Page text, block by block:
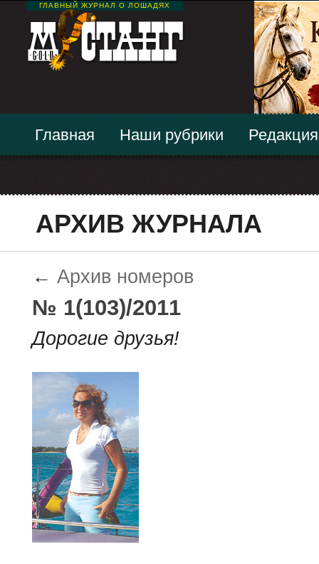
ГЛАВНЫЙ ЖУРНАЛ О ЛОШАДЯХ
Главная Наши рубрики Редакция
АРХИВ ЖУРНАЛА
← Архив номеров
№ 1(103)/2011
Дорогие друзья!